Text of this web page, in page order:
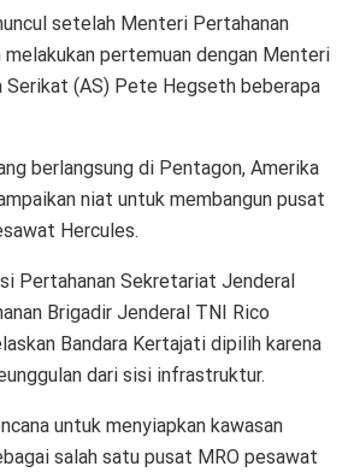
setelah Menteri Pertahanan
pertemuan dengan Menteri
Serikat (AS) Pete Hegseth beberapa
berlangsung di Pentagon, Amerika
niat untuk membangun pusat
Hercules.
Pertahanan Sekretariat Jenderal
Brigadir Jenderal TNI Rico
Bandara Kertajati dipilih karena
dari sisi infrastruktur.
untuk menyiapkan kawasan
salah satu pusat MRO pesawat